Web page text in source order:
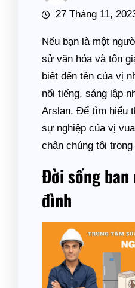
27 Tháng 11,
Nếu bạn là một
sử văn hóa và tôn
biết đến tên của vị
nổi tiếng, sáng lập
Arslan. Để tìm hiểu
sự nghiệp của vị
chân chúng tôi
Đời sống ban
đình